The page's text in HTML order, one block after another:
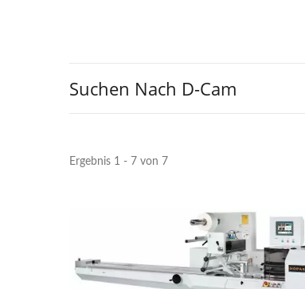
Suchen Nach D-Cam
Ergebnis 1 - 7 von 7